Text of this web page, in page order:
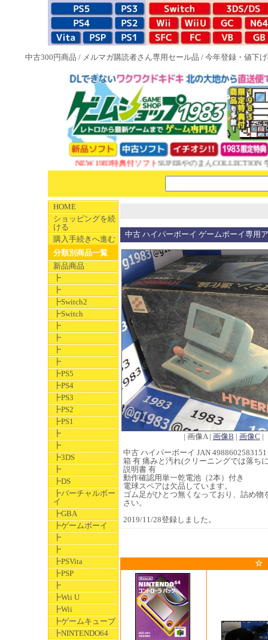
中古300円商品 / メルマガ購読者さん専用セール品 / 今年登録・値下
NEW 1983特典付ソフトSUPERやのまんCOLLECTION 学校
HOME
ショッピングを続
ける
購入手続きへ進む
分類別商品一覧
新品商品
┣
┣
┣Switch2
┣Switch
┣
┣
┣
┣
┣PS5
┣PS4
┣PS3
┣PS2
┣PS1
┣
┣
┣3DS
┣
┣DS
┣バーチャルボー
イ
┣GBA
┣ゲームボーイ
┣
┣
┣PSVita
┣PSP
┣
┣Wii U
┣Wii
┣ゲームキューブ
┣NINTENDO64
中古 ハイパーボーイ ゲームボーイ専用
| 画像A | 画像B | 画像C |
中古 ハイパーボーイ JAN 4988602583151
箱 有 痛みと汚れ(クリーニングでは落ち
説明書 有
動作確認用単一乾電池（2本）付き
電球スペアは欠品しています。
ゴム足がひとつ無くなっており、詰め
さい。
2019/11/28登録しました。
☆